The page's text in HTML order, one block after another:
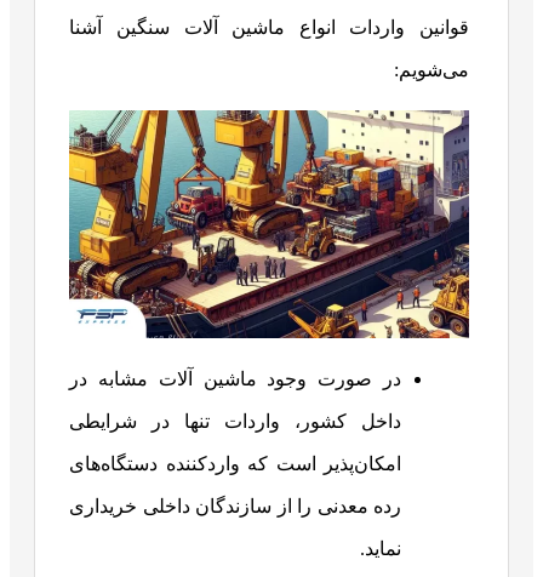
قوانین واردات انواع ماشین آلات سنگین آشنا
می‌شویم:
در صورت وجود ماشین آلات مشابه در
داخل کشور، واردات تنها در شرایطی
امکان‌پذیر است که واردکننده دستگاه‌های
رده معدنی را از سازندگان داخلی خریداری
نماید.